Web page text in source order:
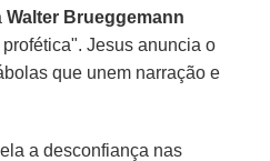
Walter Brueggemann
Jesus anuncia o
que unem narração e
a desconfiança nas